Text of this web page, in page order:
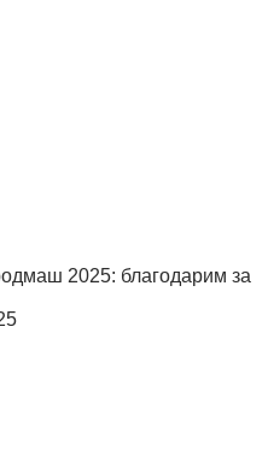
2025: благодарим за